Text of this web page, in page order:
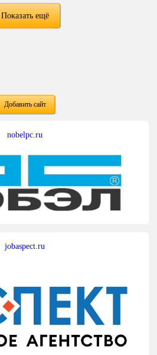
Показать ещё
Добавить сайт
nobelpc.ru
jobaspect.ru